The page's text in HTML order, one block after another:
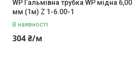
WP Гальмівна трубка WP мідна 6,00
мм (1м) Z 1-6.00-1
В наявності
304 ₴/м